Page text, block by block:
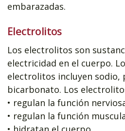
embarazadas.
Electrolitos
Los electrolitos son
electricidad en el cuerpo.
electrolitos incluyen sodio,
bicarbonato. Los
• regulan la función
• regulan la función